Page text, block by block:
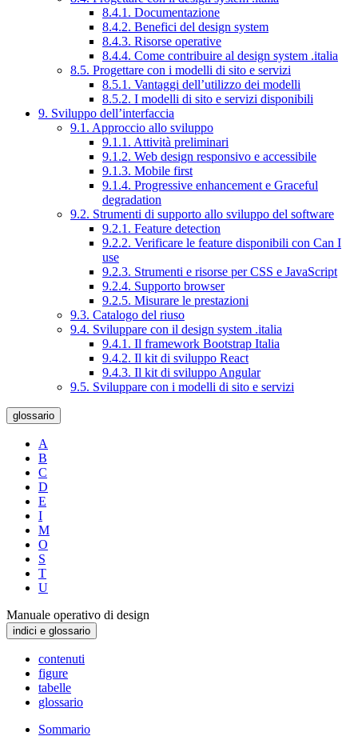
8.4.1. Documentazione
8.4.2. Benefici del design system
8.4.3. Risorse operative
8.4.4. Come contribuire al design system .italia
8.5. Progettare con i modelli di sito e servizi
8.5.1. Vantaggi dell’utilizzo dei modelli
8.5.2. I modelli di sito e servizi disponibili
9. Sviluppo dell’interfaccia
9.1. Approccio allo sviluppo
9.1.1. Attività preliminari
9.1.2. Web design responsivo e accessibile
9.1.3. Mobile first
9.1.4. Progressive enhancement e Graceful
degradation
9.2. Strumenti di supporto allo sviluppo del software
9.2.1. Feature detection
9.2.2. Verificare le feature disponibili con Can I
use
9.2.3. Strumenti e risorse per CSS e JavaScript
9.2.4. Supporto browser
9.2.5. Misurare le prestazioni
9.3. Catalogo del riuso
9.4. Sviluppare con il design system .italia
9.4.1. Il framework Bootstrap Italia
9.4.2. Il kit di sviluppo React
9.4.3. Il kit di sviluppo Angular
9.5. Sviluppare con i modelli di sito e servizi
glossario
A
B
C
D
E
I
M
O
S
T
U
Manuale operativo di design
indici e glossario
contenuti
figure
tabelle
glossario
Sommario